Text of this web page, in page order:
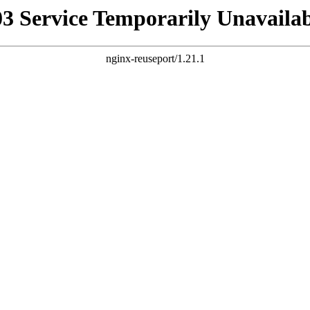
Service Temporarily
nginx-reuseport/1.21.1